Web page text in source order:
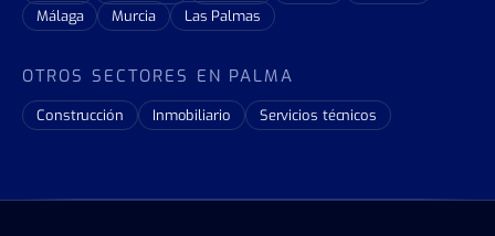
Málaga
Murcia Las Palmas
OTROS SECTORES EN PALMA
Construcción Inmobiliario Servicios técnicos